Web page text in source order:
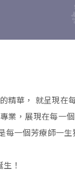
精華， 就呈現在
業，展現在每一
一個芳療師一
！